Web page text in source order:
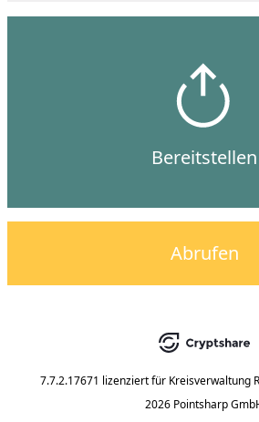
Bereitstellen
Abrufen
7.7.2.17671 lizenziert für Kreisverwaltung
2026 Pointsharp